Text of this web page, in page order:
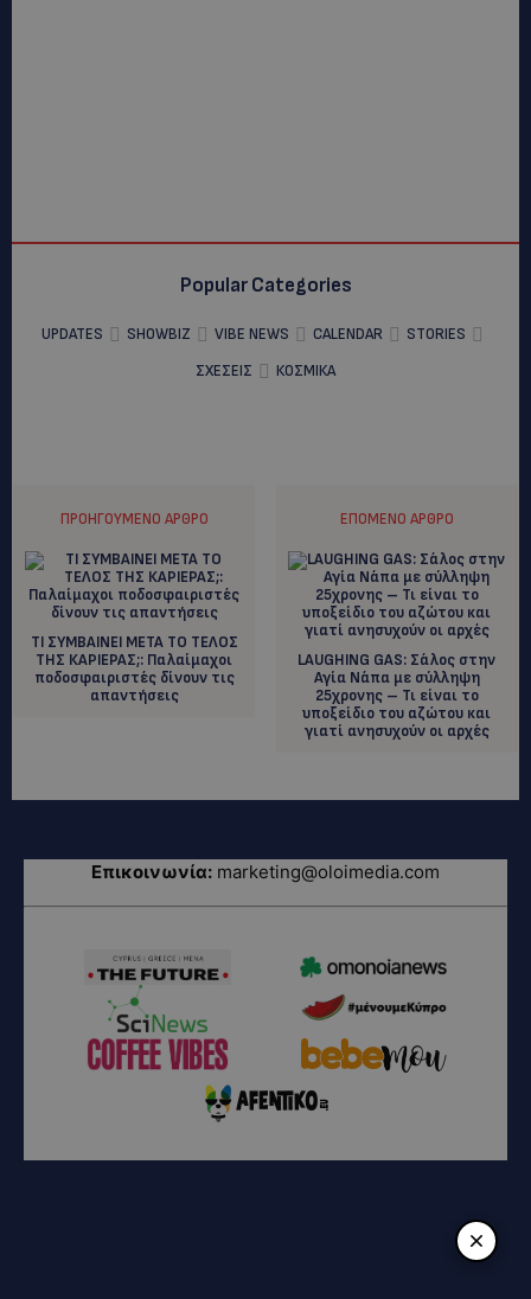
Popular Categories
UPDATES SHOWBIZ VIBE NEWS CALENDAR
STORIES
ΣΧΕΣΕΙΣ
ΚΟΣΜΙΚΑ
ΠΡΟΗΓΟΎΜΕΝΟ ΆΡΘΡΟ
ΤΙ ΣΥΜΒΑΙΝΕΙ ΜΕΤΑ ΤΟ ΤΕΛΟΣ
ΤΗΣ ΚΑΡΙΕΡΑΣ;: Παλαίμαχοι
ποδοσφαιριστές δίνουν τις
απαντήσεις
ΕΠΌΜΕΝΟ ΆΡΘΡΟ
LAUGHING GAS: Σάλος στην
Αγία Νάπα με σύλληψη
25χρονης – Τι είναι το
υποξείδιο του αζώτου και
γιατί ανησυχούν οι αρχές
Επικοινωνία: marketing@oloimedia.com